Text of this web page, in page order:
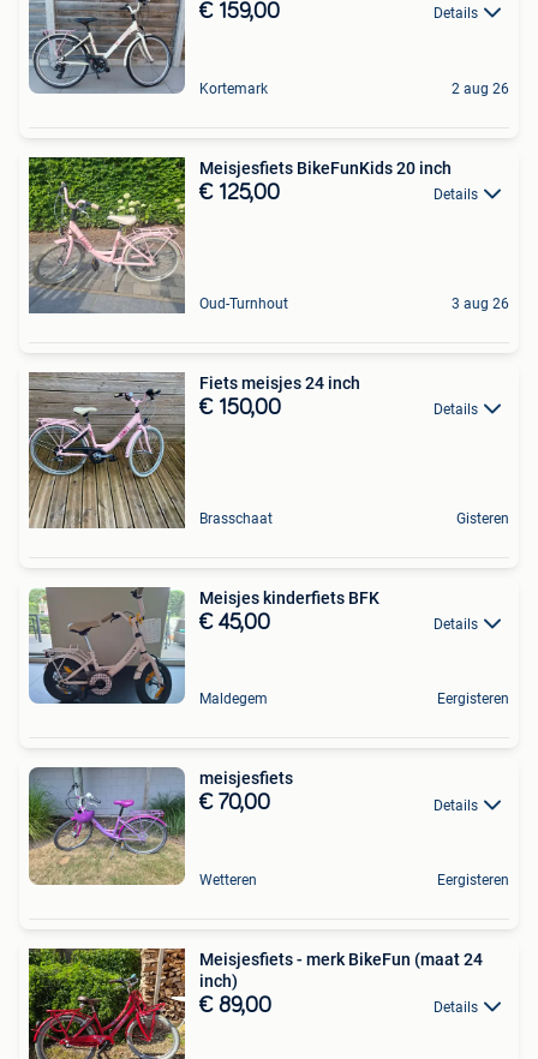
€ 159,00 Details
Kortemark 2 aug 26
Meisjesfiets BikeFunKids 20 inch
€ 125,00 Details
Oud-Turnhout 3 aug 26
Fiets meisjes 24 inch
€ 150,00 Details
Brasschaat Gisteren
Meisjes kinderfiets BFK
€ 45,00 Details
Maldegem Eergisteren
meisjesfiets
€ 70,00 Details
Wetteren Eergisteren
Meisjesfiets - merk BikeFun (maat 24
inch)
€ 89,00 Details